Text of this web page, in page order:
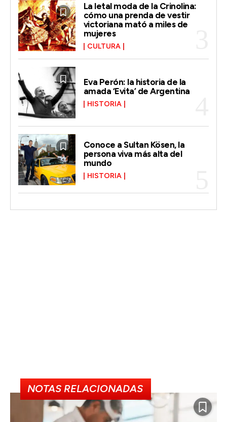
La letal moda de la Crinolina:
cómo una prenda de vestir
victoriana mató a miles de
mujeres
CULTURA
Eva Perón: la historia de la
amada ‘Evita’ de Argentina
HISTORIA
Conoce a Sultan Kösen, la
persona viva más alta del
mundo
HISTORIA
NOTAS RELACIONADAS